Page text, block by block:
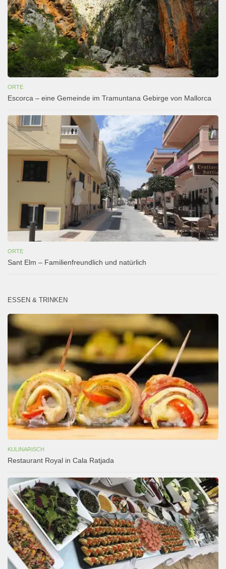
ORTE
Escorca – eine Gemeinde im Tramuntana Gebirge von Mallorca
ORTE
Sant Elm – Familienfreundlich und natürlich
ESSEN & TRINKEN
KULINARISCH
Restaurant Royal in Cala Ratjada